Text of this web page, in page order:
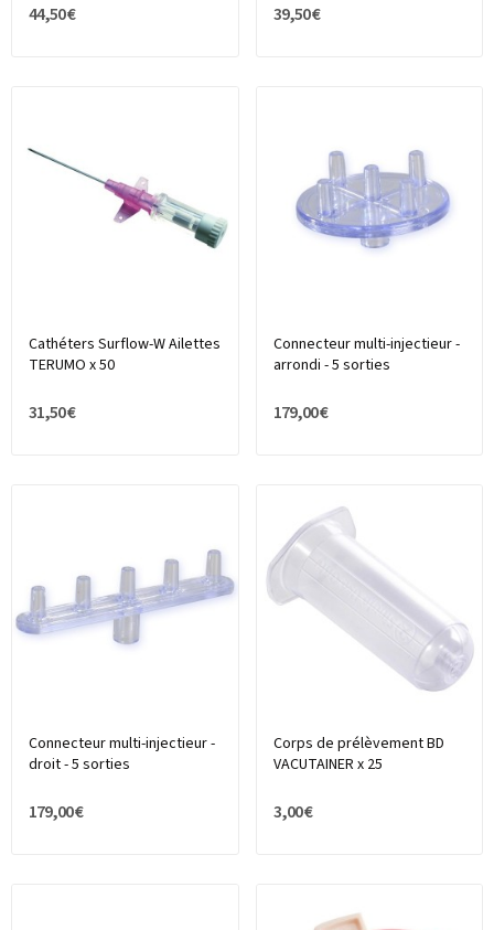
44,50 € 39,50 €
Cathéters Surflow-W Ailettes
TERUMO x 50
31,50 €
Connecteur multi-injectieur -
arrondi - 5 sorties
179,00 €
Connecteur multi-injectieur -
droit - 5 sorties
179,00 €
Corps de prélèvement BD
VACUTAINER x 25
3,00 €